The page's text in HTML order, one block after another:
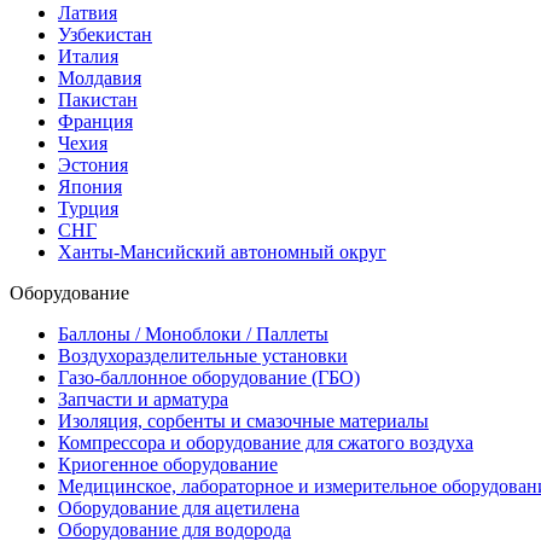
Латвия
Узбекистан
Италия
Молдавия
Пакистан
Франция
Чехия
Эстония
Япония
Турция
СНГ
Ханты-Мансийский автономный округ
Оборудование
Баллоны / Моноблоки / Паллеты
Воздухоразделительные установки
Газо-баллонное оборудование (ГБО)
Запчасти и арматура
Изоляция, сорбенты и смазочные материалы
Компрессора и оборудование для сжатого воздуха
Криогенное оборудование
Медицинское, лабораторное и измерительное
Оборудование для ацетилена
Оборудование для водорода